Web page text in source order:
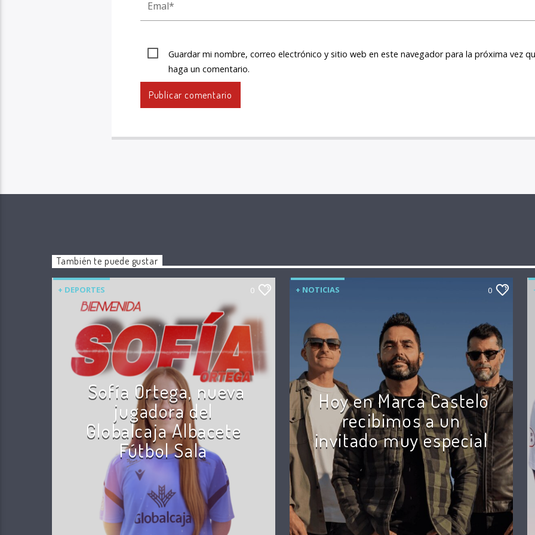
Guardar mi nombre, correo electrónico y sitio web en este navegador para la próxima vez
haga un comentario.
También te puede gustar
+ DEPORTES 0
Sofía Ortega, nueva
jugadora del
Globalcaja Albacete
Fútbol Sala
+ NOTICIAS 0
Hoy en Marca Castelo
recibimos a un
invitado muy especial